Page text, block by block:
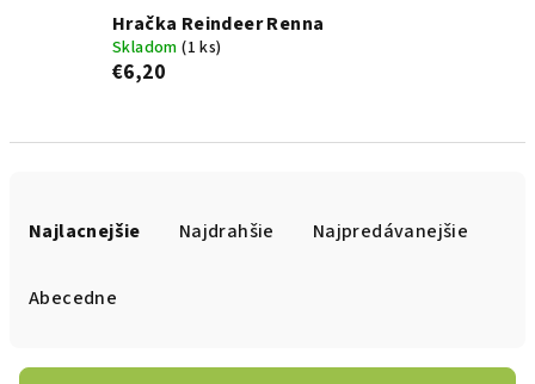
Hračka Reindeer Renna
Skladom(1 ks)
€6,20
Najlacnejšie Najdrahšie Najpredávanejšie
Abecedne